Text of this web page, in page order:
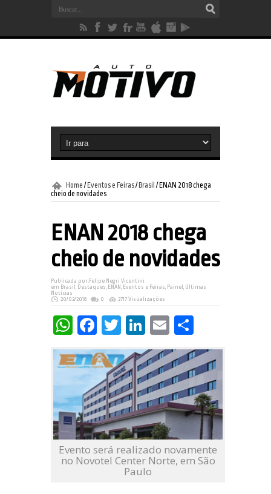
Home / Eventos e Feiras/ Brasil / ENAN 2018 chega
cheio de novidades
ENAN 2018 chega
cheio de novidades
Publicada por: Felipe Negri Vicentini
em Brasil , Destaques, ENAN , Eventos e Feiras, Painel , Últimas
Notícias
20/02/2018
0 2717 Visualizações
WhatsApp
Facebook
Twitter
LinkedIn
Email
Evento será realizado novamente
no Novotel Center Norte, em São
Paulo